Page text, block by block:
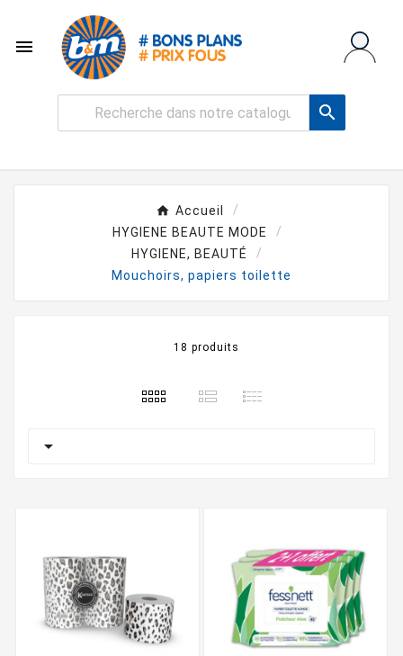


Accueil
HYGIENE BEAUTE MODE
HYGIENE, BEAUTÉ
Mouchoirs, papiers toilette
18 produits
